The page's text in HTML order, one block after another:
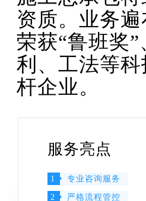
资质。业务
荣获“鲁班奖
利、工法等
杆企业。
服务亮点
1 专业咨询服务
2 严格流程管控